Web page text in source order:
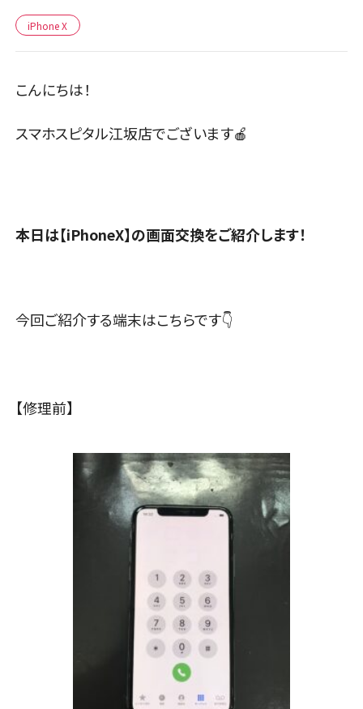
iPhone X
こんにちは！
スマホスピタル江坂店でございます🍎
本日は【iPhoneX】の画面交換をご紹介します！
今回ご紹介する端末はこちらです👇
【修理前】